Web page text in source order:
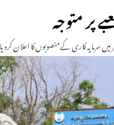
پر متوجہ
سرمایہ کاری کےمنصوبوں کا اعلان کردیا